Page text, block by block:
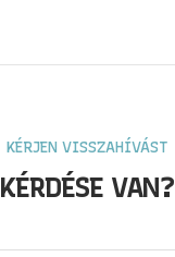
KÉRJEN VISSZAHÍVÁST
KÉRDÉSE VAN?